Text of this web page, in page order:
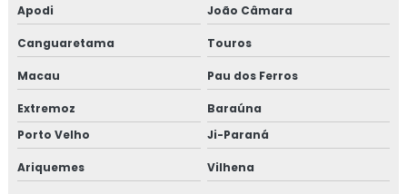
Apodi João Câmara
Canguaretama Touros
Macau Pau dos Ferros
Extremoz
Baraúna
Porto Velho
Ji-Paraná
Ariquemes Vilhena